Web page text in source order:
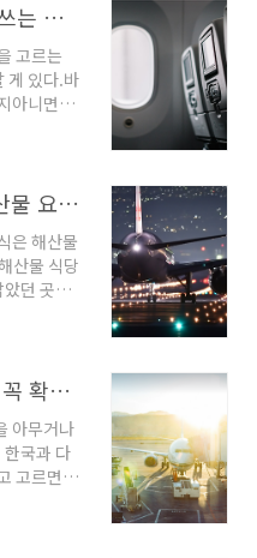
스 접속
부를 먼
는 기준중
래 문구가
유튜브
만 적혀 있
중국 여행에서 현지 통신망 쓰는 유심 절대 비추하는 이유
고르는
게 있다.바
아니면해
여행
쓰는 앱
는 일반
인스타그
제한되는
, 흔히 말
이트와
다롄에서 가장 맛있었던 해산물 요리집은 여기｜완바오 해산물 후기
은 해산물
산물 식당
던 곳은
宝海鲜
다.다
식당이
나 가족
전 로컬
돈된 해산
산물을
오히려
중국여행 유심·이심 고를 때 꼭 확인해야 할 것
아무거나
국과 다
고르면현
설명을